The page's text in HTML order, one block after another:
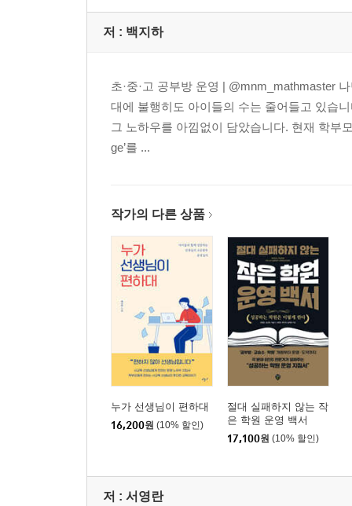
한 단계 뛰어넘기1 개인 과외 선생님에서 공부방
한 단계 뛰어넘기2 공부방 원장에서 교습소 원장으
PART 5. 솔직담백한 Q&A: 베테랑 원장님들의 학
Q1. 수강료를 밀리지 않고 관리하는 방법이 있을까
Q2. 워라벨을 지키며 운영하는 방법이 있을까요?
Q5. 불안한 마음을 컨트롤 하는 방법이 있을까요?
Q6. 경력(혹은 학력)이 약한데 창업을 해도 될까요?
Q7. 계속 성적이 좋지 않은 학생만 들어오는 것 같
Q8. 학부모님이 커리큘럼에 간섭하는데 어떻게 해
Q9. 학원 이벤트, 꼭 진행해야 할까요?
Q10. 외부 경시대회, 어떻게 준비해야 하나요?
에필로그: 우리는 교육을 팝니다.
저 : 백지하
초·중·고 공부방 운영 | @mnm_mathmaster
대에 불행히도 아이들의 수는 줄어들고 있습
그 노하우를 아낌없이 담았습니다. 현재 학부
ge’를 ...
작가의 다른 상품
누가 선생님이 편하대
16,200원 (10% 할인)
절대 실패하지 않는 작
은 학원 운영 백서
17,100원 (10% 할인)
저 : 서영란